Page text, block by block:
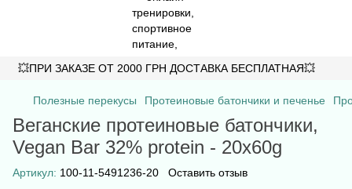
💥ПРИ ЗАКАЗЕ ОТ 2000 ГРН ДОСТАВКА БЕСПЛАТНАЯ💥
Полезные перекусы Протеиновые батончики и печенье
Веганские протеиновые батончики,
Vegan Bar 32% protein - 20x60g
Артикул: 100-11-5491236-20 Оставить отзыв